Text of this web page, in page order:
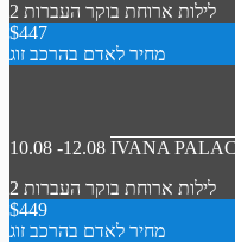
2 לילות ארוחת בוקר העברות
$447
מחיר לאדם בהרכב זוג
10.08 -12.08 IVANA
2 לילות ארוחת בוקר העברות
$449
מחיר לאדם בהרכב זוג